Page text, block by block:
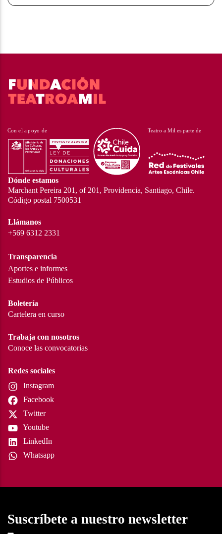
Dónde estamos
Marchant Pereira 201, of 201, Providencia, Santiago, Chile.
Código postal 7500531
Llámanos
+569 6312 2331
Transparencia
Aportes e informes
Estudios de Públicos
Boletería
Cartelera en curso
Trabaja con nosotros
Conoce las convocatorias
Redes sociales
Instagram
Facebook
Twitter
Youtube
LinkedIn
Whatsapp
Suscríbete a nuestro newsletter